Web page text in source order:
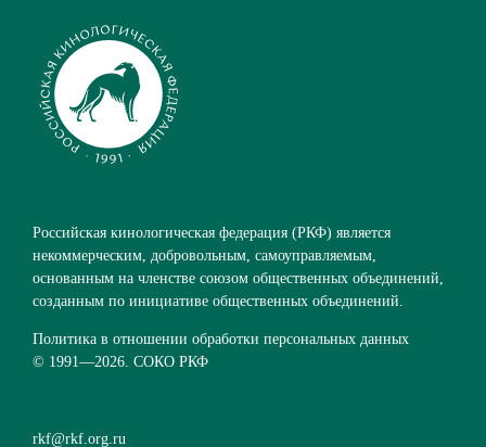
Российская кинологическая федерация (РКФ) является
некоммерческим, добровольным, самоуправляемым,
основанным на членстве союзом общественных объединений,
созданным по инициативе общественных объединений.
Политика в отношении обработки персональных данных
© 1991—2026. СОКО РКФ
rkf@rkf.org.ru